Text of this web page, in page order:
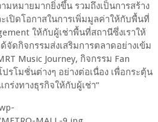
มหมายมากยิ่งขึ้น รวมถึงเป็นการสร้าง
ปิดโอกาสในการเพิ่มมูลค่าให้กับพื้นที่
ให้กับผู้เช่าพื้นที่สถานีซึ่งเราให้
จัดกิจกรรมส่งเสริมการตลาดอย่างเข้ม
Music Journey, กิจกรรม Fan
รโมชั่นต่างๆ อย่างต่อเนื่อง เพื่อกระตุ้น
ร่งทางธุรกิจให้กับผู้เช่า”